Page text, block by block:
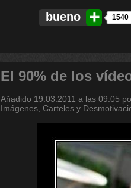
bueno 1540
El 90% de los
Añadido 19.03.2011 a las 09:05
Imágenes, Carteles y